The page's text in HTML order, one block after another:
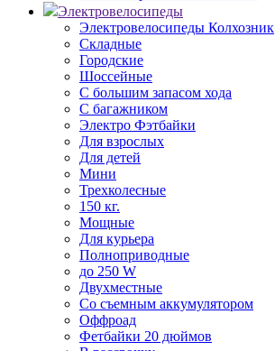
Электровелосипеды
Электровелосипеды Колхозник
Складные
Городские
Шоссейные
С большим запасом хода
С багажником
Электро Фэтбайки
Для взрослых
Для детей
Мини
Трехколесные
150 кг.
Мощные
Для курьера
Полноприводные
до 250 W
Двухместные
Со съемным аккумулятором
Оффроад
Фетбайки 20 дюймов